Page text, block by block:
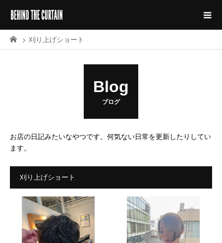
刈り上げショート
Blog
ブログ
お店の日記みたいなやつです。何気ない日常を更新したりしてい
ます。
刈り上げショート